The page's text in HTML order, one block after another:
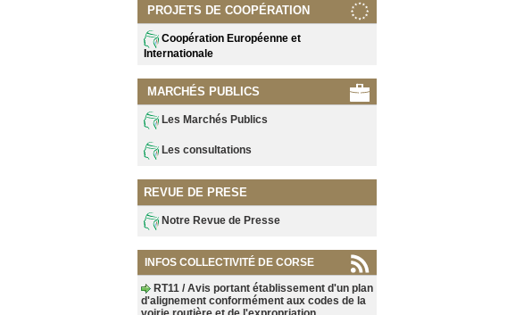
PROJETS DE COOPÉRATION
Coopération Européenne et
Internationale
MARCHÉS PUBLICS
Les Marchés Publics
Les consultations
REVUE DE PRESE
Notre Revue de Presse
INFOS COLLECTIVITÉ DE CORSE
RT11 / Avis portant établissement d'un plan
d'alignement conformément aux codes de la